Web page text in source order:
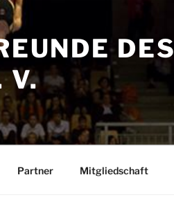
DES
V.
Partner Mitgliedschaft